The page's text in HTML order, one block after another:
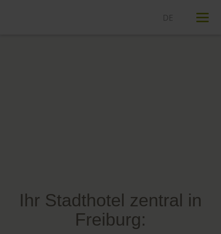
Ihr Stadthotel zentral in
Freiburg: